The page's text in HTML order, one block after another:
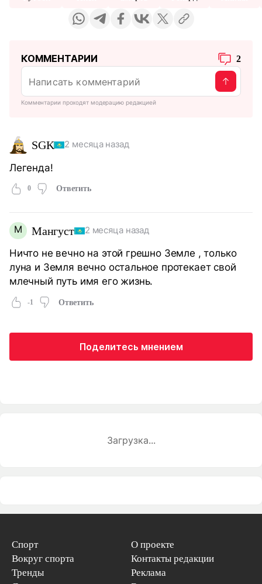
КОММЕНТАРИИ 2
Комментарии проходят модерацию редакцией
SGK 2 месяца назад
Легенда!
0 Ответить
М Мангуст 2 месяца назад
Ничто не вечно на этой грешно Земле , только
луна и Земля вечно остальное протекает свой
млечный путь имя его жизнь.
-1 Ответить
Поделитесь мнением
Загрузка...
Спорт
Вокруг спорта
Тренды
О проекте
Контакты редакции
Реклама